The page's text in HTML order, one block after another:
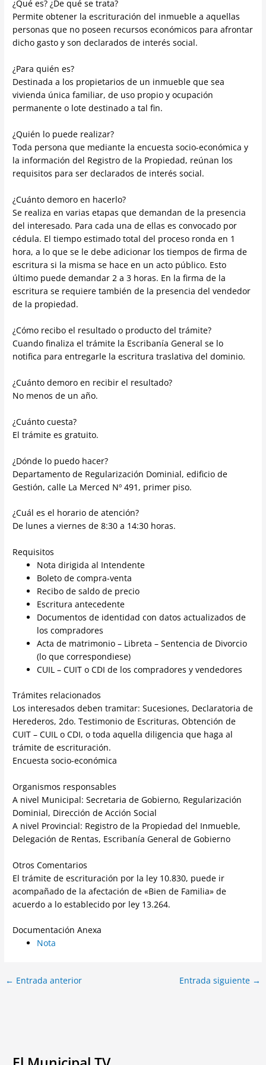
¿Qué es? ¿De qué se trata?
Permite obtener la escrituración del inmueble a aquellas
personas que no poseen recursos económicos para afrontar
dicho gasto y son declarados de interés social.
¿Para quién es?
Destinada a los propietarios de un inmueble que sea
vivienda única familiar, de uso propio y ocupación
permanente o lote destinado a tal fin.
¿Quién lo puede realizar?
Toda persona que mediante la encuesta socio-económica y
la información del Registro de la Propiedad, reúnan los
requisitos para ser declarados de interés social.
¿Cuánto demoro en hacerlo?
Se realiza en varias etapas que demandan de la presencia
del interesado. Para cada una de ellas es convocado por
cédula. El tiempo estimado total del proceso ronda en 1
hora, a lo que se le debe adicionar los tiempos de firma de
escritura si la misma se hace en un acto público. Esto
último puede demandar 2 a 3 horas. En la firma de la
escritura se requiere también de la presencia del vendedor
de la propiedad.
¿Cómo recibo el resultado o producto del trámite?
Cuando finaliza el trámite la Escribanía General se lo
notifica para entregarle la escritura traslativa del dominio.
¿Cuánto demoro en recibir el resultado?
No menos de un año.
¿Cuánto cuesta?
El trámite es gratuito.
¿Dónde lo puedo hacer?
Departamento de Regularización Dominial, edificio de
Gestión, calle La Merced Nº 491, primer piso.
¿Cuál es el horario de atención?
De lunes a viernes de 8:30 a 14:30 horas.
Requisitos
Nota dirigida al Intendente
Boleto de compra-venta
Recibo de saldo de precio
Escritura antecedente
Documentos de identidad con datos actualizados de
los compradores
Acta de matrimonio – Libreta – Sentencia de Divorcio
(lo que correspondiese)
CUIL – CUIT o CDI de los compradores y vendedores
Trámites relacionados
Los interesados deben tramitar: Sucesiones, Declaratoria de
Herederos, 2do. Testimonio de Escrituras, Obtención de
CUIT – CUIL o CDI, o toda aquella diligencia que haga al
trámite de escrituración.
Encuesta socio-económica
Organismos responsables
A nivel Municipal: Secretaria de Gobierno, Regularización
Dominial, Dirección de Acción Social
A nivel Provincial: Registro de la Propiedad del Inmueble,
Delegación de Rentas, Escribanía General de Gobierno
Otros Comentarios
El trámite de escrituración por la ley 10.830, puede ir
acompañado de la afectación de «Bien de Familia» de
acuerdo a lo establecido por ley 13.264.
Documentación Anexa
Nota
← Entrada anterior Entrada siguiente →